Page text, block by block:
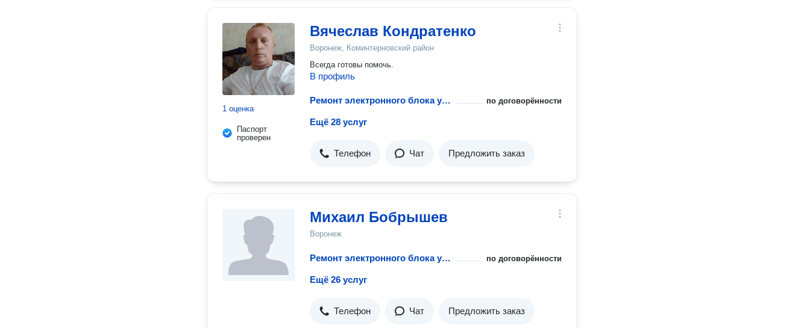
1 оценка
Паспорт
проверен
Вячеслав Кондратенко
Воронеж, Коминтерновский район
Всегда готовы помочь.
В профиль
Ремонт электронного блока управления по договорённости
Ещё 28 услуг
Телефон Чат Предложить заказ
Михаил Бобрышев
Воронеж
Ремонт электронного блока управления по договорённости
Ещё 26 услуг
Телефон Чат Предложить заказ